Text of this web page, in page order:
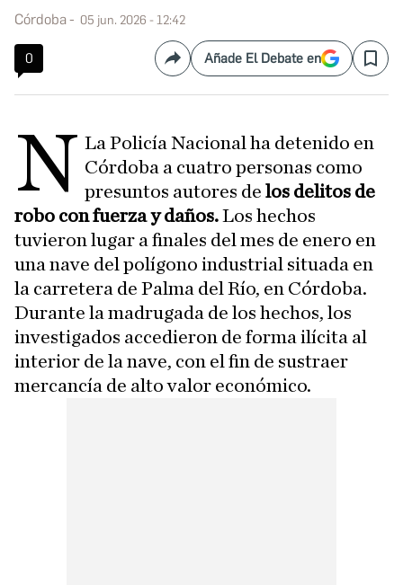
Córdoba 05 jun. 2026 - 12:42
0 CompartirAñade El Debate en Save
N La Policía Nacional ha detenido en
Córdoba a cuatro personas como
presuntos autores delos delitos de
robo con fuerza y daños.Los hechos
tuvieron lugar a finales del mes de enero en
una nave del polígono industrial situada en
la carretera de Palma del Río, en Córdoba.
Durante la madrugada de los hechos, los
investigados accedieron de forma ilícita al
interior de la nave, con el fin de sustraer
mercancía de alto valor económico.